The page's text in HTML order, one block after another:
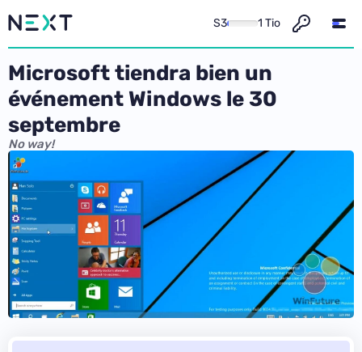
S3 1 Tio
Microsoft tiendra bien un
événement Windows le 30
septembre
No way!